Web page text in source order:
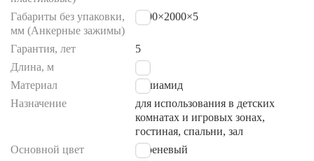
Габариты без упаковки,
мм (Анкерные зажимы)
4000×2000×5
Гарантия, лет
5
Длина, м
4
Материал
полиамид
Назначение
для использования в детских
комнатах и игровых зонах,
гостиная, спальни, зал
Основной цвет
сиреневый